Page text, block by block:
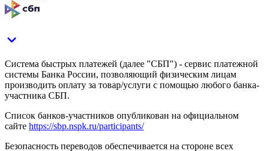
Система быстрых платежей (далее "СБП") - сервис платежной
системы Банка России, позволяющий физическим лицам
производить оплату за товар/услуги с помощью любого банка-
участника СБП.
Список банков-участников опубликован на официальном
сайте https://sbp.nspk.ru/participants/
Безопасность переводов обеспечивается на стороне всех